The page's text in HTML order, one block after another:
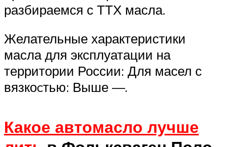
разбираемся с ТТХ масла.
Желательные характеристики
масла для эксплуатации на
территории России: Для масел с
вязкоcтью: Выше —.
Какое автомасло лучше